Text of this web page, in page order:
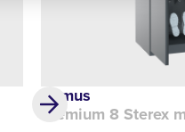
Primus
Premium 8 Sterex